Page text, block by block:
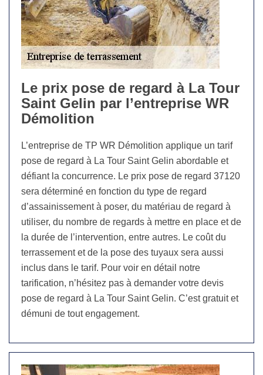
Le prix pose de regard à La Tour
Saint Gelin par l’entreprise WR
Démolition
L’entreprise de TP WR Démolition applique un tarif
pose de regard à La Tour Saint Gelin abordable et
défiant la concurrence. Le prix pose de regard 37120
sera déterminé en fonction du type de regard
d’assainissement à poser, du matériau de regard à
utiliser, du nombre de regards à mettre en place et de
la durée de l’intervention, entre autres. Le coût du
terrassement et de la pose des tuyaux sera aussi
inclus dans le tarif. Pour voir en détail notre
tarification, n’hésitez pas à demander votre devis
pose de regard à La Tour Saint Gelin. C’est gratuit et
démuni de tout engagement.